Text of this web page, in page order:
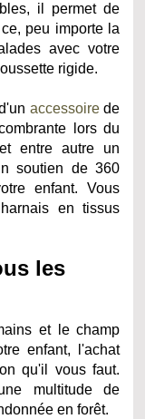
il permet de
peu importe la
avec votre
rigide.
accessoirede
lors du
entre autre un
soutien de 360
enfant. Vous
en tissus
les
et le champ
enfant, l'achat
qu'il vous faut.
multitude de
en forêt.